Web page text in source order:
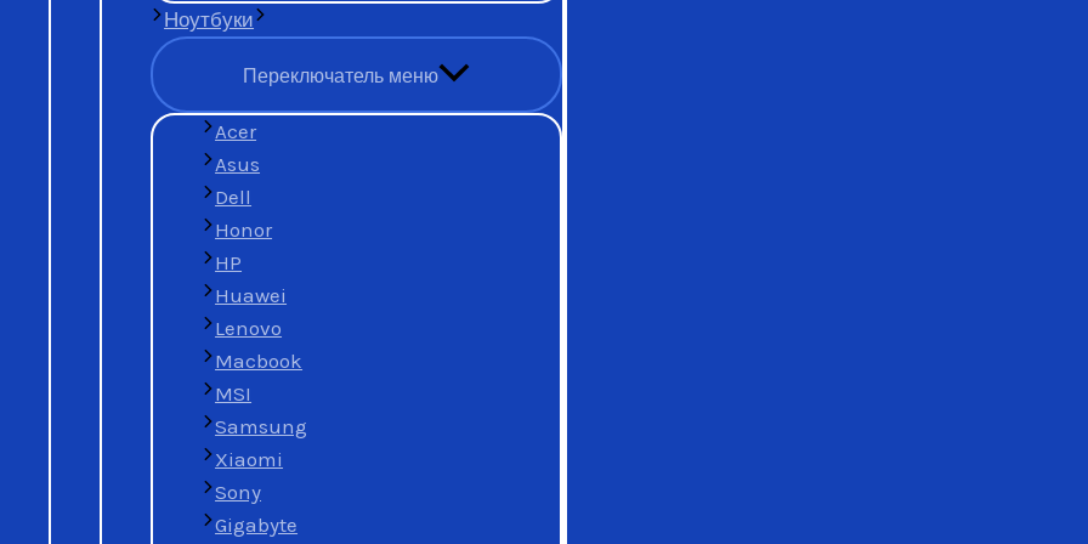
Ноутбуки
Переключатель меню
Acer
Asus
Dell
Honor
HP
Huawei
Lenovo
Macbook
MSI
Samsung
Xiaomi
Sony
Gigabyte
Нет времени заниматься продажей
просто лежит без дела